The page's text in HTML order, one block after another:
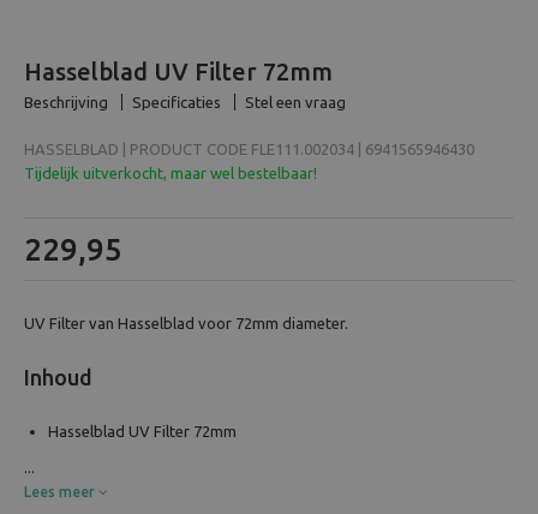
Huren
Hasselblad UV Filter 72mm
Beschrijving Specificaties Stel een vraag
HASSELBLAD | PRODUCT CODE FLE111.002034 | 6941565946430
Tijdelijk uitverkocht, maar wel bestelbaar!
229,95
UV Filter van Hasselblad voor 72mm diameter.
Inhoud
Hasselblad UV Filter 72mm
...
Lees meer